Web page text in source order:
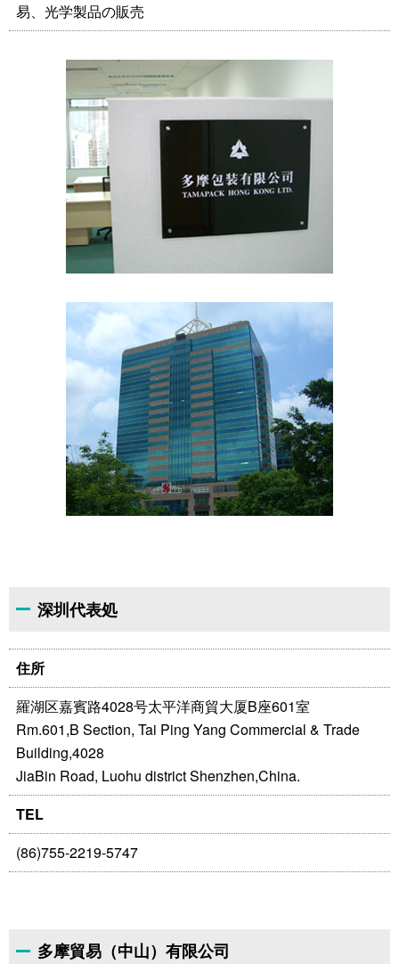
易、光学製品の販売
深圳代表処
住所
羅湖区嘉賓路4028号太平洋商貿大厦B座601室
Rm.601,B Section, Tai Ping Yang Commercial & Trade
Building,4028
JiaBin Road, Luohu district Shenzhen,China.
TEL
(86)755-2219-5747
多摩貿易（中山）有限公司